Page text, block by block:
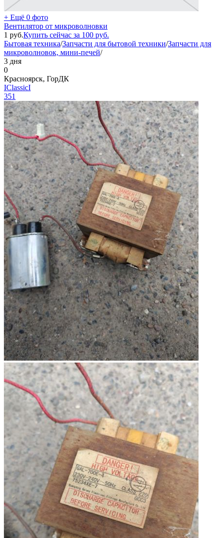
+ Ещё 0 фото
Вентилятор от микроволновки
1 руб.Купить сейчас за 100 руб.
Бытовая техника/Запчасти для бытовой техники/Запчасти для
микроволновок, мини-печей/
3 дня
0
Красноярск, ГорДК
IClassicI
351